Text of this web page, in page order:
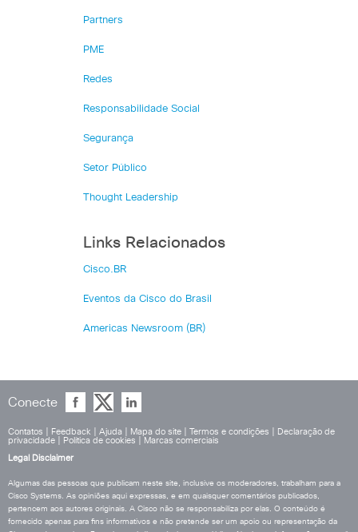
Partners
PME
Redes
Responsabilidade Social
Segurança
Setor Público
Thought Leadership
Links Relacionados
Cisco.BR
Eventos da Cisco do Brasil
Americas Newsroom (BR)
Conecte
Contatos Feedback Ajuda Mapa do site Termos e condições
Declaração de
privacidade
Política de cookies
Marcas comerciais
Legal Disclaimer
Algumas das pessoas que publicam neste site, inclusive os moderadores, trabalham para a
Cisco Systems. As opiniões aqui expressas, e em quaisquer comentários publicados,
pertencem aos autores originais. A Cisco não se responsabiliza por elas. O conteúdo é
fornecido apenas para fins informativos e não pretende ser um apoio ou representação da